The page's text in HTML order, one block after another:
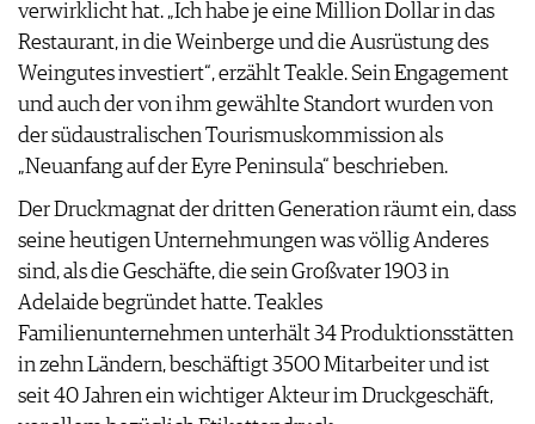
verwirklicht hat. „Ich habe je eine Million Dollar in das
Restaurant, in die Weinberge und die Ausrüstung des
Weingutes investiert“, erzählt Teakle. Sein Engagement
und auch der von ihm gewählte Standort wurden von
der südaustralischen Tourismuskommission als
„Neuanfang auf der Eyre Peninsula“ beschrieben.
Der Druckmagnat der dritten Generation räumt ein, dass
seine heutigen Unternehmungen was völlig Anderes
sind, als die Geschäfte, die sein Großvater 1903 in
Adelaide begründet hatte. Teakles
Familienunternehmen unterhält 34 Produktionsstätten
in zehn Ländern, beschäftigt 3500 Mitarbeiter und ist
seit 40 Jahren ein wichtiger Akteur im Druckgeschäft,